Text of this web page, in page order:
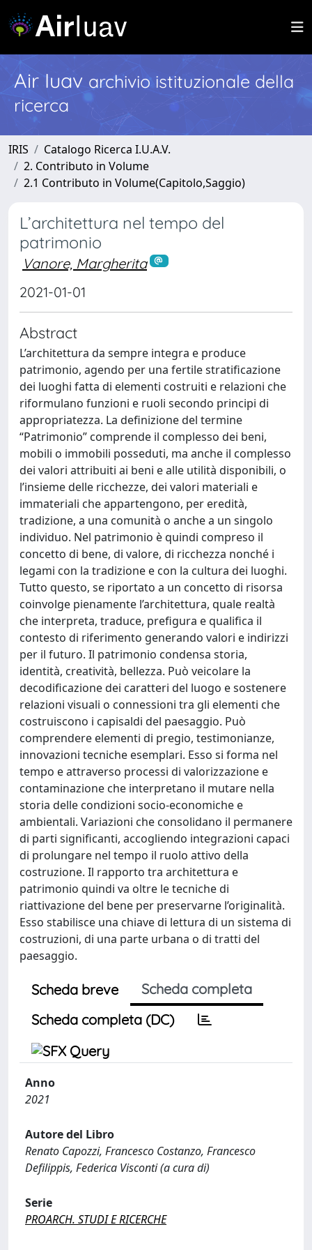
Air Iuav archivio istituzionale della
ricerca
IRIS
Catalogo Ricerca I.U.A.V.
2. Contributo in Volume
2.1 Contributo in Volume(Capitolo,Saggio)
L’architettura nel tempo del
patrimonio
Vanore, Margherita
2021-01-01
Abstract
L’architettura da sempre integra e produce
patrimonio, agendo per una fertile stratificazione
dei luoghi fatta di elementi costruiti e relazioni che
riformulano funzioni e ruoli secondo principi di
appropriatezza. La definizione del termine
“Patrimonio” comprende il complesso dei beni,
mobili o immobili posseduti, ma anche il complesso
dei valori attribuiti ai beni e alle utilità disponibili, o
l’insieme delle ricchezze, dei valori materiali e
immateriali che appartengono, per eredità,
tradizione, a una comunità o anche a un singolo
individuo. Nel patrimonio è quindi compreso il
concetto di bene, di valore, di ricchezza nonché i
legami con la tradizione e con la cultura dei luoghi.
Tutto questo, se riportato a un concetto di risorsa
coinvolge pienamente l’architettura, quale realtà
che interpreta, traduce, prefigura e qualifica il
contesto di riferimento generando valori e indirizzi
per il futuro. Il patrimonio condensa storia,
identità, creatività, bellezza. Può veicolare la
decodificazione dei caratteri del luogo e sostenere
relazioni visuali o connessioni tra gli elementi che
costruiscono i capisaldi del paesaggio. Può
comprendere elementi di pregio, testimonianze,
innovazioni tecniche esemplari. Esso si forma nel
tempo e attraverso processi di valorizzazione e
contaminazione che interpretano il mutare nella
storia delle condizioni socio-economiche e
ambientali. Variazioni che consolidano il permanere
di parti significanti, accogliendo integrazioni capaci
di prolungare nel tempo il ruolo attivo della
costruzione. Il rapporto tra architettura e
patrimonio quindi va oltre le tecniche di
riattivazione del bene per preservarne l’originalità.
Esso stabilisce una chiave di lettura di un sistema di
costruzioni, di una parte urbana o di tratti del
paesaggio.
Scheda breve
Scheda completa
Scheda completa (DC)
Anno
2021
Autore del Libro
Renato Capozzi, Francesco Costanzo, Francesco
Defilippis, Federica Visconti (a cura di)
Serie
PROARCH. STUDI E RICERCHE